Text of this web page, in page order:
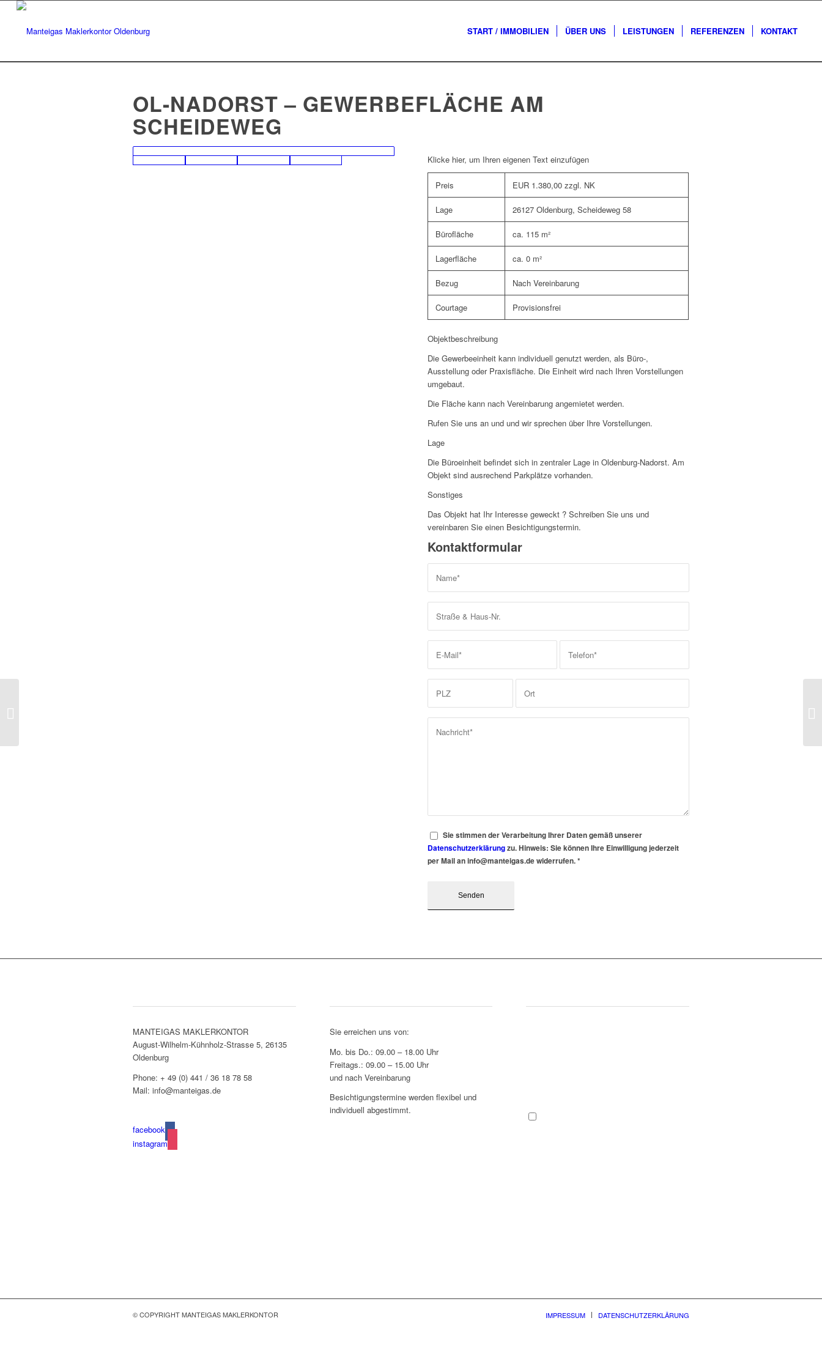
START / IMMOBILIEN ÜBER UNS LEISTUNGEN REFERENZEN KONTAKT
OL-NADORST – GEWERBEFLÄCHE AM
SCHEIDEWEG
Klicke hier, um Ihren eigenen Text einzufügen
Preis EUR 1.380,00 zzgl. NK
Lage 26127 Oldenburg, Scheideweg 58
Bürofläche ca. 115 m²
Lagerfläche ca. 0 m²
Bezug Nach Vereinbarung
Courtage Provisionsfrei
Objektbeschreibung
Die Gewerbeeinheit kann individuell genutzt werden, als Büro-,
Ausstellung oder Praxisfläche. Die Einheit wird nach Ihren Vorstellungen
umgebaut.
Die Fläche kann nach Vereinbarung angemietet werden.
Rufen Sie uns an und und wir sprechen über Ihre Vorstellungen.
Lage
Die Büroeinheit befindet sich in zentraler Lage in Oldenburg-Nadorst. Am
Objekt sind ausrechend Parkplätze vorhanden.
Sonstiges
Das Objekt hat Ihr Interesse geweckt ? Schreiben Sie uns und
vereinbaren Sie einen Besichtigungstermin.
Kontaktformular
Sie stimmen der Verarbeitung Ihrer Daten gemäß unserer
Datenschutzerklärungzu. Hinweis: Sie können Ihre Einwilligung jederzeit
per Mail an info@manteigas.de widerrufen.*
MANTEIGAS MAKLERKONTOR
August-Wilhelm-Kühnholz-Strasse 5, 26135
Oldenburg
Phone: + 49 (0) 441 / 36 18 78 58
Mail: info@manteigas.de
facebook
instagram
Sie erreichen uns von:
Mo. bis Do.: 09.00 – 18.00 Uhr
Freitags.: 09.00 – 15.00 Uhr
und nach Vereinbarung
Besichtigungstermine werden flexibel und
individuell abgestimmt.
© COPYRIGHT MANTEIGAS MAKLERKONTOR IMPRESSUM DATENSCHUTZERKLÄRUNG